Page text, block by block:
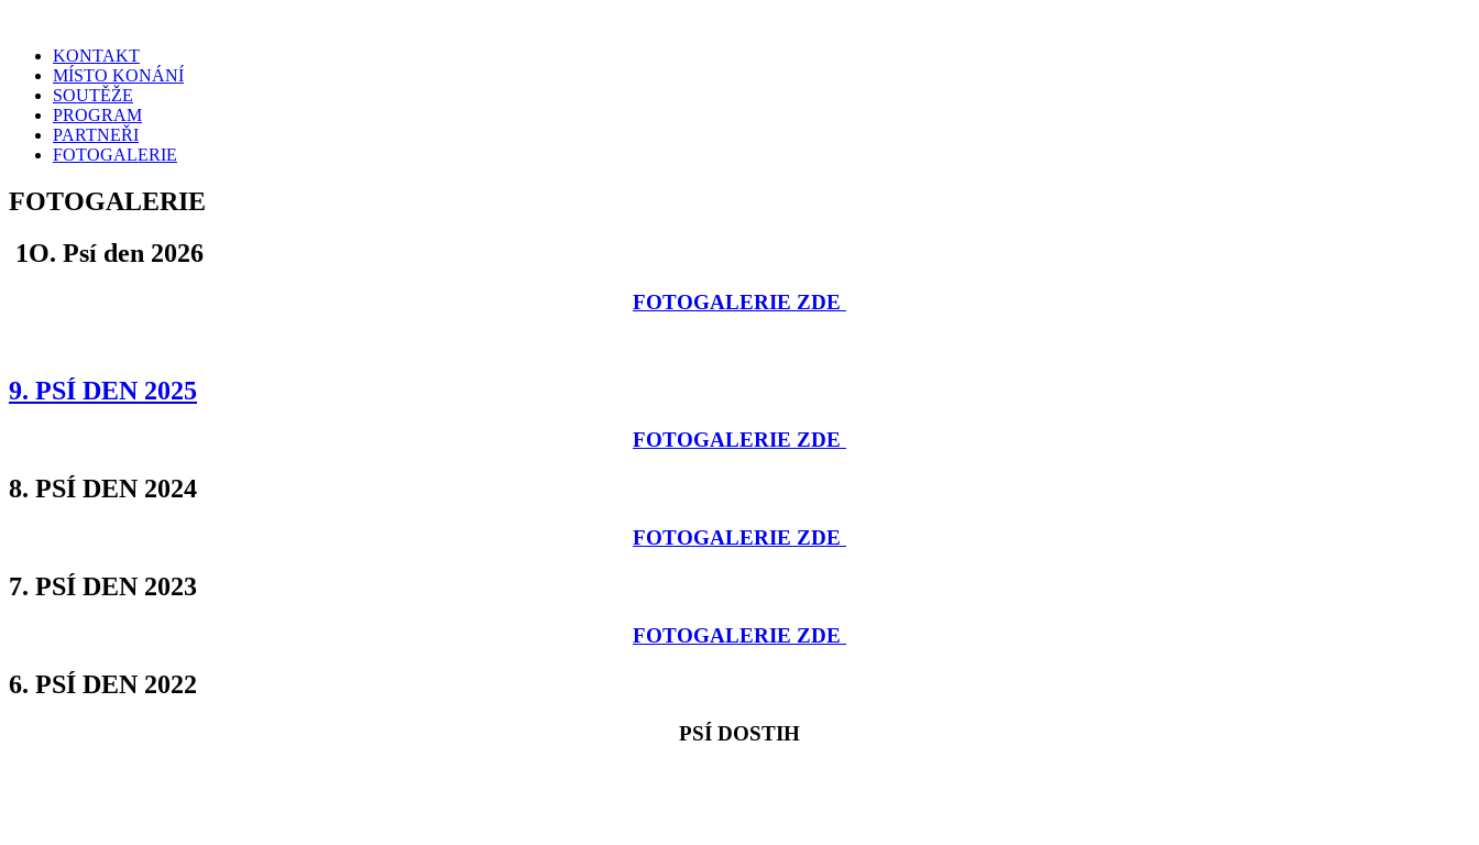
KONTAKT
MÍSTO KONÁNÍ
SOUTĚŽE
PROGRAM
PARTNEŘI
FOTOGALERIE
FOTOGALERIE
1O. Psí den 2026
FOTOGALERIE ZDE
9. PSÍ DEN 2025
FOTOGALERIE ZDE
8. PSÍ DEN 2024
FOTOGALERIE ZDE
7. PSÍ DEN 2023
FOTOGALERIE ZDE
6. PSÍ DEN 2022
PSÍ DOSTIH